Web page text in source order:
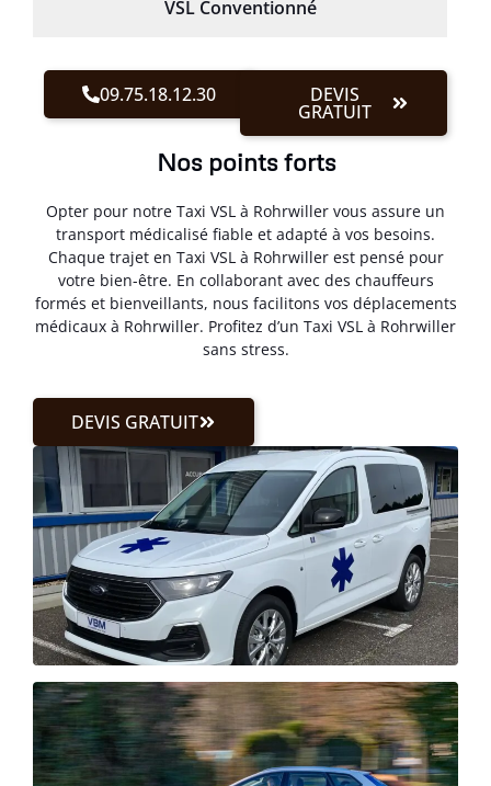
VSL Conventionné
09.75.18.12.30 DEVIS
GRATUIT
Nos points forts
Opter pour notre Taxi VSL à Rohrwiller vous assure un
transport médicalisé fiable et adapté à vos besoins.
Chaque trajet en Taxi VSL à Rohrwiller est pensé pour
votre bien-être. En collaborant avec des chauffeurs
formés et bienveillants, nous facilitons vos déplacements
médicaux à Rohrwiller. Profitez d’un Taxi VSL à Rohrwiller
sans stress.
DEVIS GRATUIT